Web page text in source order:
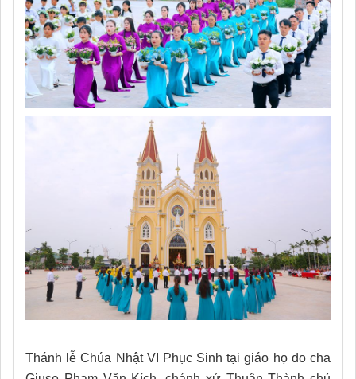
Thánh lễ Chúa Nhật VI Phục Sinh tại giáo họ do cha